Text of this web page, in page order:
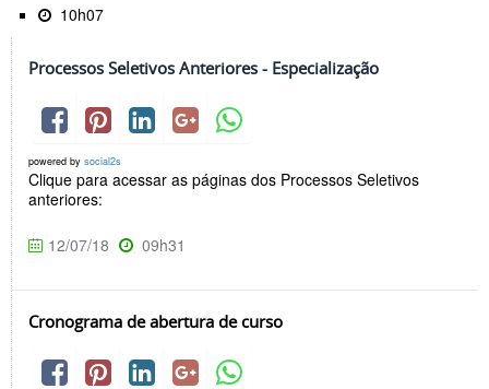
10h07
Processos Seletivos Anteriores - Especialização
powered by social2s
Clique para acessar as páginas dos Processos Seletivos
anteriores:
12/07/18 09h31
Cronograma de abertura de curso